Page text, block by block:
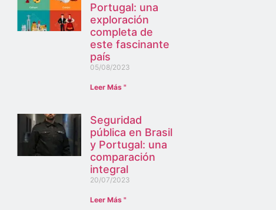
Portugal: una
exploración
completa de
este fascinante
país
05/08/2023
Leer Más "
Seguridad
pública en Brasil
y Portugal: una
comparación
integral
20/07/2023
Leer Más "